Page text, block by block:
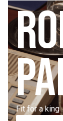
Fit for a king